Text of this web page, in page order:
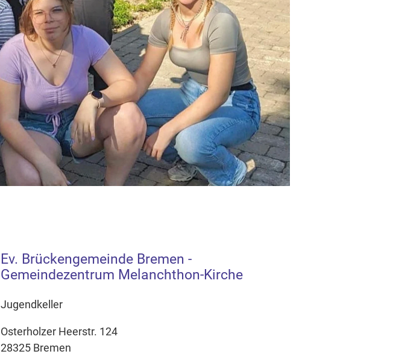
Ev. Brückengemeinde Bremen -
Gemeindezentrum Melanchthon-Kirche
Jugendkeller
Osterholzer Heerstr. 124
28325 Bremen